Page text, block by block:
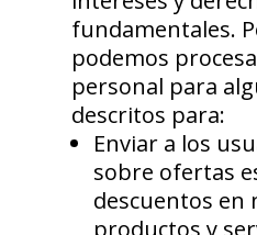
fundamentales.
podemos
personal para
descritos para:
Enviar a los
sobre ofertas
descuentos en
productos y